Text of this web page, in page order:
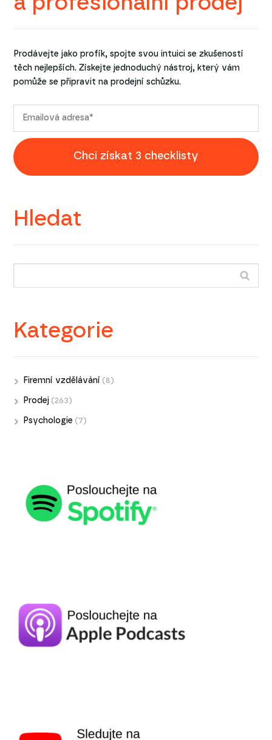
Prodávejte jako profík, spojte svou intuici se zkušeností
těch nejlepších. Získejte jednoduchý nástroj, který vám
pomůže se připravit na prodejní schůzku.
Chci získat 3 checklisty
Hledat
Kategorie
Firemní vzdělávání (8)
Prodej (263)
Psychologie (7)